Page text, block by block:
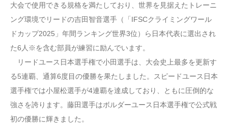
大会で使用できる規格を満たしており、世界を見据えたトレーニ
ング環境でリードの吉田智音選手（「IFSCクライミングワール
ドカップ2025」年間ランキング世界3位）ら日本代表に選出され
た6人※を含む部員が練習に励んでいます。
リードユース日本選手権で小田選手は、大会史上最多を更新す
る5連覇、通算6度目の優勝を果たしました。スピードユース日本
選手権では小屋松選手が4連覇を達成しており、ともに圧倒的な
強さを誇ります。藤田選手はボルダーユース日本選手権で公式戦
初の優勝に輝きました。